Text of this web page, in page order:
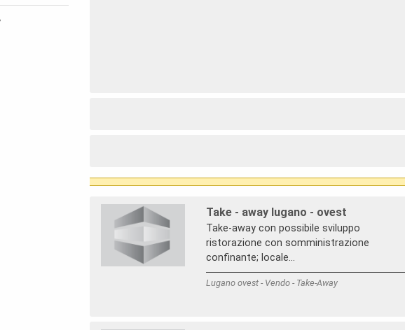
Take - away lugano - ovest
Take-away con possibile sviluppo
ristorazione con somministrazione
confinante; locale...
Lugano ovest - Vendo - Take-Away